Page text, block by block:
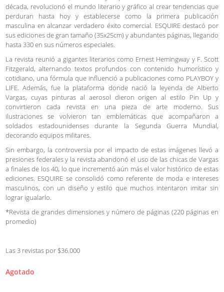
década, revolucionó el mundo literario y gráfico al crear tendencias que
perduran hasta hoy y establecerse como la primera publicación
masculina en alcanzar verdadero éxito comercial. ESQUIRE destacó por
sus ediciones de gran tamaño (35x25cm) y abundantes páginas, llegando
hasta 330 en sus números especiales.
La revista reunió a gigantes literarios como Ernest Hemingway y F. Scott
Fitzgerald, alternando textos profundos con contenido humorístico y
cotidiano, una fórmula que influenció a publicaciones como PLAYBOY y
LIFE. Además, fue la plataforma donde nació la leyenda de Alberto
Vargas, cuyas pinturas al aerosol dieron origen al estilo Pin Up y
convirtieron cada revista en una pieza de arte moderno. Sus
ilustraciones se volvieron tan emblemáticas que acompañaron a
soldados estadounidenses durante la Segunda Guerra Mundial,
decorando equipos militares.
Sin embargo, la controversia por el impacto de estas imágenes llevó a
presiones federales y la revista abandonó el uso de las chicas de Vargas
a finales de los 40, lo que incrementó aún más el valor histórico de estas
ediciones. ESQUIRE se consolidó como referente de moda e intereses
masculinos, con un diseño y estilo que muchos intentaron imitar sin
lograr igualarlo.
*Revista de grandes dimensiones y número de páginas (220 páginas en
promedio)
Las 3 revistas por $36.000
Agotado